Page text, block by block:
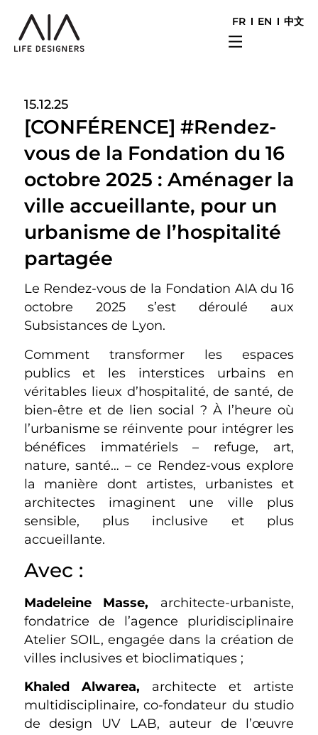
FR EN 中文
15.12.25
[CONFÉRENCE] #Rendez-
vous de la Fondation du 16
octobre 2025 : Aménager la
ville accueillante, pour un
urbanisme de l’hospitalité
partagée
Le Rendez-vous de la Fondation AIA du 16
octobre 2025 s’est déroulé aux
Subsistances de Lyon.
Comment transformer les espaces
publics et les interstices urbains en
véritables lieux d’hospitalité, de santé, de
bien-être et de lien social ? À l’heure où
l’urbanisme se réinvente pour intégrer les
bénéfices immatériels – refuge, art,
nature, santé… – ce Rendez-vous explore
la manière dont artistes, urbanistes et
architectes imaginent une ville plus
sensible, plus inclusive et plus
accueillante.
Avec :
Madeleine Masse, architecte-urbaniste,
fondatrice de l’agence pluridisciplinaire
Atelier SOIL, engagée dans la création de
villes inclusives et bioclimatiques ;
Khaled Alwarea, architecte et artiste
multidisciplinaire, co-fondateur du studio
de design UV LAB, auteur de l’œuvre